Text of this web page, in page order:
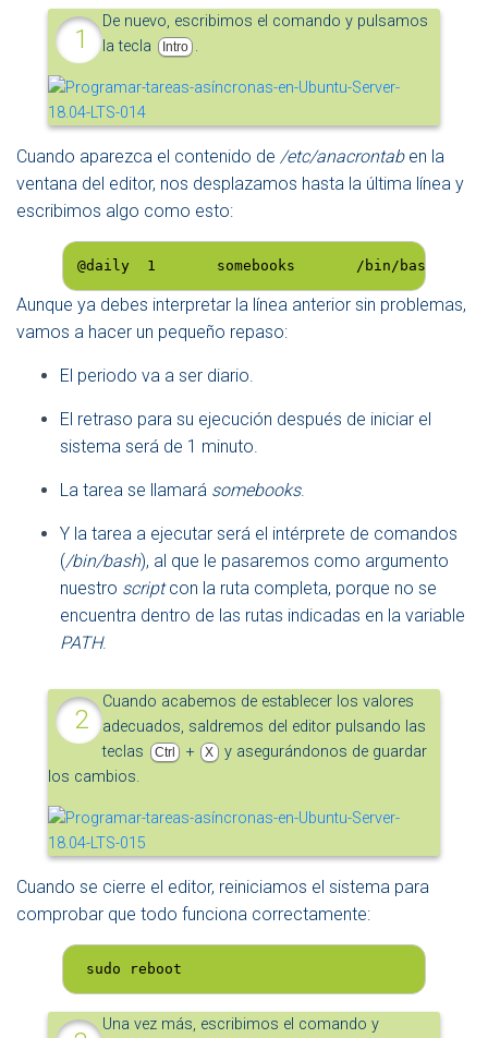
De nuevo, escribimos el comando y pulsamos
la tecla
Intro .
Cuando aparezca el contenido de /etc/anacrontaben la
ventana del editor, nos desplazamos hasta la última línea y
escribimos algo como esto:
@daily  1       somebooks       /bin/bash
Aunque ya debes interpretar la línea anterior sin problemas,
vamos a hacer un pequeño repaso:
El periodo va a ser diario.
El retraso para su ejecución después de iniciar el
sistema será de 1 minuto.
La tarea se llamará somebooks.
Y la tarea a ejecutar será el intérprete de comandos
(/bin/bash), al que le pasaremos como argumento
nuestro scriptcon la ruta completa, porque no se
encuentra dentro de las rutas indicadas en la variable
PATH.
Cuando acabemos de establecer los valores
adecuados, saldremos del editor pulsando las
teclas
Ctrl + X
y asegurándonos de guardar
los cambios.
Cuando se cierre el editor, reiniciamos el sistema para
comprobar que todo funciona correctamente:
sudo reboot
Una vez más, escribimos el comando y